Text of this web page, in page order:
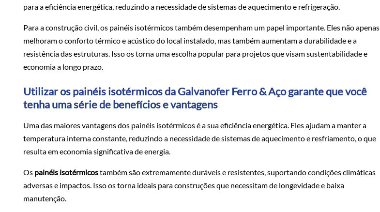
para a eficiência energética, reduzindo a necessidade de sistemas de aquecimento e refrigeração.
Para a construção civil, os painéis isotérmicos também desempenham um papel importante. Eles não apenas
melhoram o conforto térmico e acústico do local instalado, mas também aumentam a durabilidade e a
resistência das estruturas. Isso os torna uma escolha popular para projetos que visam sustentabilidade e
economia a longo prazo.
Utilizar os painéis isotérmicos da Galvanofer Ferro & Aço garante que você
tenha uma série de benefícios e vantagens
Uma das maiores vantagens dos painéis isotérmicos é a sua eficiência energética. Eles ajudam a manter a
temperatura interna constante, reduzindo a necessidade de sistemas de aquecimento e resfriamento, o que
resulta em economia significativa de energia.
Os painéis isotérmicostambém são extremamente duráveis e resistentes, suportando condições climáticas
adversas e impactos. Isso os torna ideais para construções que necessitam de longevidade e baixa
manutenção.